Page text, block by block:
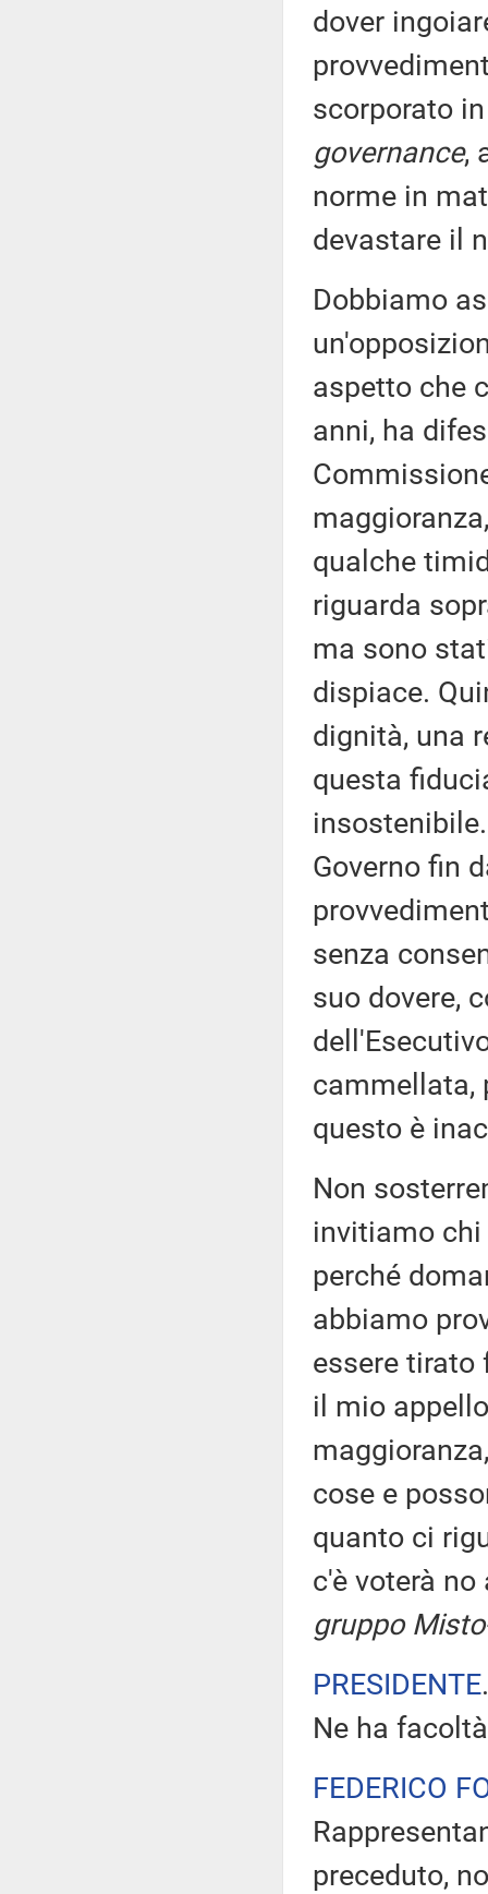
dover
scorporato
governance,
norme in
devastare il
Dobbiamo
aspetto che
anni, ha
qualche
riguarda
ma sono
dispiace.
dignità, una
questa
Governo fin
senza
suo dovere,
cammellata,
questo è
Non
invitiamo chi
perché
abbiamo
essere tirato
il mio
cose e
quanto ci
c'è voterà
gruppo
PRESIDENTE
Ne ha
FEDERICO
preceduto,